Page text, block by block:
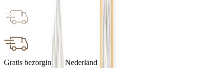
Gratis bezorging in Nederland